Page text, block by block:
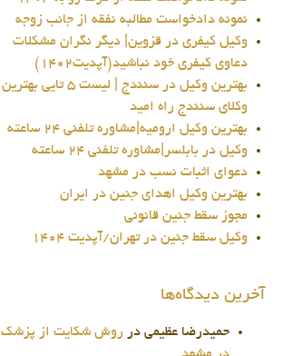
نمونه دادخواست مطالبه نفقه از جانب زوجه
وکیل کیفری در قزوین| دیگر نگران مشکلات
دعاوی کیفری خود نباشید(آپدیت1402)
بهترین وکیل در سنندج | لیست 5 تایی بهترین
وکلای سنندج راه امید
بهترین وکیل ارومیه|مشاوره تلفنی 24 ساعته
وکیل در بابلسر|مشاوره تلفنی 24 ساعته
دعوای اثبات نسب در مشهد
بهترین وکیل اهدای جنین در ایران
مجوز سقط جنین قانونی
وکیل سقط جنین در تهران/آپدیت 1404
آخرین دیدگاه‌ها
حمیدرضا عظیمیدر روش شکایت از پزشک